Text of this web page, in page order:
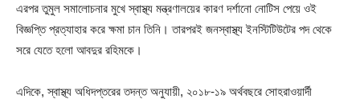
এরপর তুমুল সমালোচনার মুখে স্বাস্থ্য মন্ত্রণালয়ের কারণ দর্শানো নোটিস পেয়ে ওই
বিজ্ঞপ্তি প্রত্যাহার করে ক্ষমা চান তিনি। তারপরই জনস্বাস্থ্য ইনস্টিটিউটের পদ থেকে
সরে যেতে হলো আবদুর রহিমকে।
এদিকে, স্বাস্থ্য অধিদপ্তরের তদন্ত অনুযায়ী, ২০১৮-১৯ অর্থবছরে সোহরাওয়ার্দী